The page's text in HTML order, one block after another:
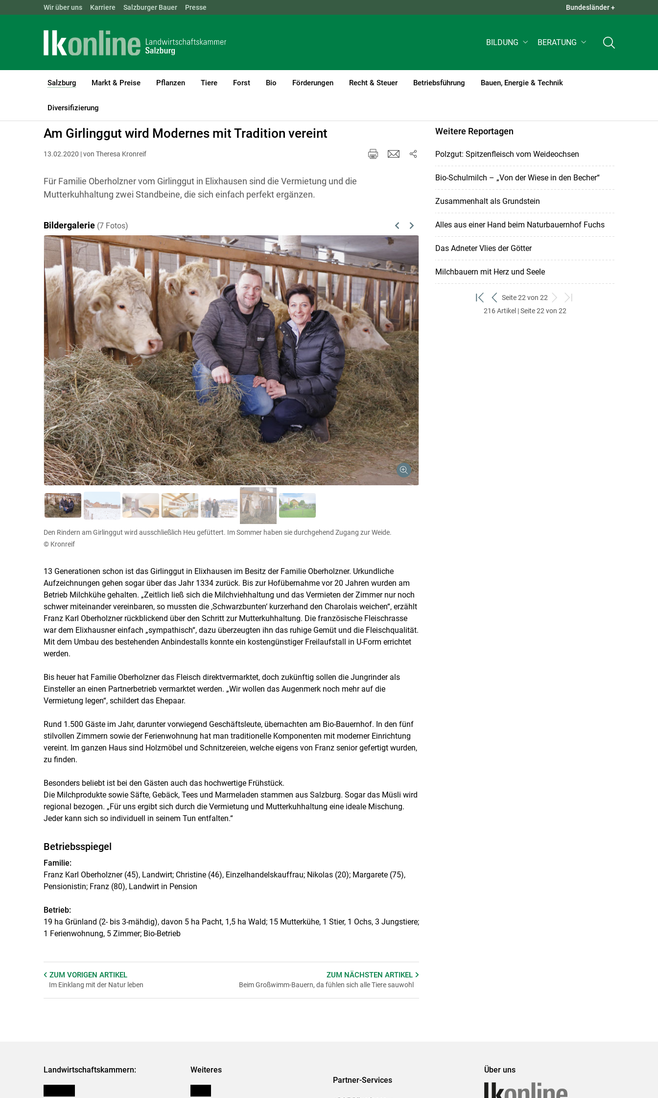
Skip to main content
Landwirtschaftskammern: ÖSTERREICH BGLD KTN QUICK LINKS +
Wir über uns Karriere Salzburger Bauer Presse Bundesländer +
BILDUNG BERATUNG
Salzburg
(current)1
Markt & Preise Pflanzen Tiere Forst Bio Förderungen Recht & Steuer Betriebsführung Bauen, Energie & Technik
Diversifizierung
LK Salzburg Salzburg
Am Girlinggut wird Modernes mit Tradition vereint
13.02.2020 | von Theresa Kronreif
Für Familie Oberholzner vom Girlinggut in Elixhausen sind die Vermietung und die
Mutterkuhhaltung zwei Standbeine, die sich einfach perfekt ergänzen.
Bildergalerie (7 Fotos) Previous
Next
Den Rindern am Girlinggut wird ausschließlich Heu gefüttert. Im Sommer haben sie durchgehend Zugang zur Weide.
© Kronreif
13 Generationen schon ist das Girlinggut in Elixhausen im Besitz der Familie Oberholzner. Urkundliche
Aufzeichnungen gehen sogar über das Jahr 1334 zurück. Bis zur Hofübernahme vor 20 Jahren wurden am
Betrieb Milchkühe gehalten. „Zeitlich ließ sich die Milchviehhaltung und das Vermieten der Zimmer nur noch
schwer miteinander vereinbaren, so mussten die ‚Schwarzbunten‘ kurzerhand den Charolais weichen“, erzählt
Franz Karl Oberholzner rückblickend über den Schritt zur Mutterkuhhaltung. Die französische Fleischrasse
war dem Elixhausner einfach „sympathisch“, dazu überzeugten ihn das ruhige Gemüt und die Fleischqualität.
Mit dem Umbau des bestehenden Anbindestalls konnte ein kostengünstiger Freilaufstall in U-Form errichtet
werden.
Bis heuer hat Familie Oberholzner das Fleisch direktvermarktet, doch zukünftig sollen die Jungrinder als
Einsteller an einen Partnerbetrieb vermarktet werden. „Wir wollen das Augenmerk noch mehr auf die
Vermietung legen“, schildert das Ehepaar.
Rund 1.500 Gäste im Jahr, darunter vorwiegend Geschäftsleute, übernachten am Bio-Bauernhof. In den fünf
stilvollen Zimmern sowie der Ferienwohnung hat man traditionelle Komponenten mit moderner Einrichtung
vereint. Im ganzen Haus sind Holzmöbel und Schnitzereien, welche eigens von Franz senior gefertigt wurden,
zu finden.
Besonders beliebt ist bei den Gästen auch das hochwertige Frühstück.
Die Milchprodukte sowie Säfte, Gebäck, Tees und Marmeladen stammen aus Salzburg. Sogar das Müsli wird
regional bezogen. „Für uns ergibt sich durch die Vermietung und Mutterkuhhaltung eine ideale Mischung.
Jeder kann sich so individuell in seinem Tun entfalten.“
Betriebsspiegel
Familie:
Franz Karl Oberholzner (45), Landwirt; Christine (46), Einzelhandelskauffrau; Nikolas (20); Margarete (75),
Pensionistin; Franz (80), Landwirt in Pension
Betrieb:
19 ha Grünland (2- bis 3-mähdig), davon 5 ha Pacht, 1,5 ha Wald; 15 Mutterkühe, 1 Stier, 1 Ochs, 3 Jungstiere;
1 Ferienwohnung, 5 Zimmer; Bio-Betrieb
ZUM VORIGEN ARTIKEL
Im Einklang mit der Natur leben
ZUM NÄCHSTENARTIKEL
Beim Großwimm-Bauern, da fühlen sich alle Tiere sauwohl
Weitere Reportagen
Polzgut: Spitzenfleisch vom Weideochsen
Bio-Schulmilch – „Von der Wiese in den Becher“
Zusammenhalt als Grundstein
Alles aus einer Hand beim Naturbauernhof Fuchs
Das Adneter Vlies der Götter
Milchbauern mit Herz und Seele
zum
ersten
zurück
zum
Seite 22 von 22
weiter
zum
zum
216 Artikel | Seite 22 von 22
Landwirtschaftskammern: Weiteres
Partner-Services
Über uns